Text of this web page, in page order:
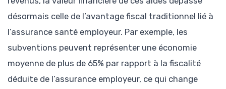
désormais celle de l’avantage fiscal traditionnel lié à
l’assurance santé employeur. Par exemple, les
subventions peuvent représenter une économie
moyenne de plus de 65% par rapport à la fiscalité
déduite de l’assurance employeur, ce qui change